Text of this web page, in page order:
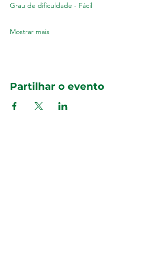
Grau de dificuldade - Fácil
Mostrar mais
Partilhar o evento